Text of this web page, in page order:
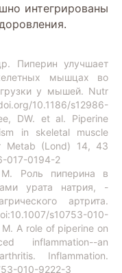
интегрированы
улучшает
мышцах во
у мышей. Nutr
10.1186/s12986-
DW. et al. Piperine
in skeletal muscle
Metab (Lond) 14, 43
017-0194-2
Роль пиперина в
урата натрия, -
артрита.
s10753-010-
A role of piperine on
inflammation--an
Inflammation.
010-9222-3